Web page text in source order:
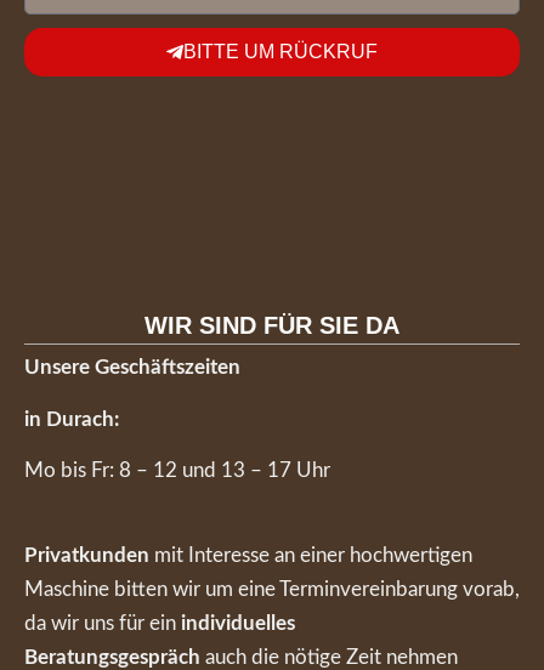
BITTE UM RÜCKRUF
WIR SIND FÜR SIE DA
Unsere Geschäftszeiten
in Durach:
Mo bis Fr: 8 – 12 und 13 – 17 Uhr
Privatkunden mit Interesse an einer hochwertigen
Maschine bitten wir um eine Terminvereinbarung vorab,
da wir uns für ein individuelles
Beratungsgespräch auch die nötige Zeit nehmen